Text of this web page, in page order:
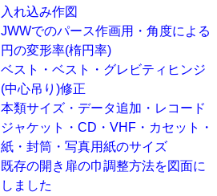
入れ込み作図
JWWでのパース作画用・角度による
円の変形率(楕円率)
ベスト・ベスト・グレビティヒンジ
(中心吊り)修正
本類サイズ・データ追加・レコード
ジャケット・CD・VHF・カセット・
紙・封筒・写真用紙のサイズ
既存の開き扉の巾調整方法を図面に
しました